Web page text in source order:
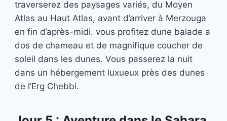
traverserez des paysages variés, du Moyen
Atlas au Haut Atlas, avant d’arriver à Merzouga
en fin d’après-midi. vous profitez dune balade a
dos de chameau et de magnifique coucher de
soleil dans les dunes. Vous passerez la nuit
dans un hébergement luxueux près des dunes
de l’Erg Chebbi.